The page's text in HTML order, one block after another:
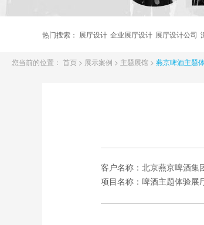
热门搜索： 展厅设计 企业展厅设计 展厅设计公司
您当前的位置： 首页 > 展示案例 > 主题展馆 > 燕京啤酒主题
客户名称： 北京燕京啤酒集
项目名称： 啤酒主题体验展